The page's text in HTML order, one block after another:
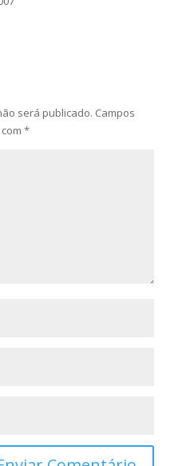
será publicado. Campos
*